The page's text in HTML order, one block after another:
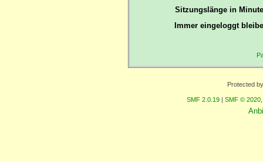
Sitzungslänge in
Immer eingeloggt
Protected
SMF 2.0.19 | SMF © 2020